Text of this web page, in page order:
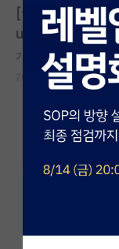
국내대학원 정보
연구실&오픈랩
커뮤니티
커뮤니티 홈
전체글보기
베스트 게시판
자유 게시판(아
[싱가포르 난양
ultimodal AI 분
기쁜 존 필즈
2026.01.17 3552